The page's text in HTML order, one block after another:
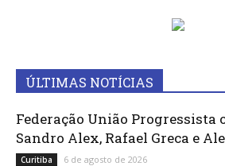
ÚLTIMAS NOTÍCIAS
Federação União Progressista
Sandro Alex, Rafael Greca e
Curitiba 6 de agosto de 2026